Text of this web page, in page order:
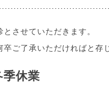
させていただきます。
ご了承いただければと存
休業